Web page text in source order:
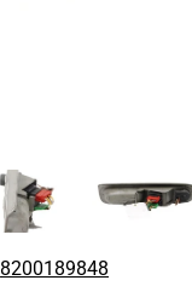
8200189848